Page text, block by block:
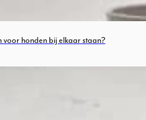
voor honden bij elkaar staan?